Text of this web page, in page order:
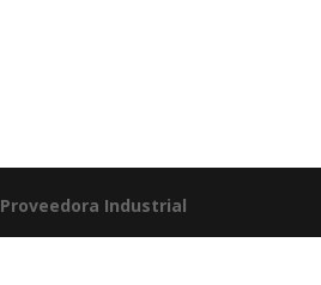
Proveedora Industrial